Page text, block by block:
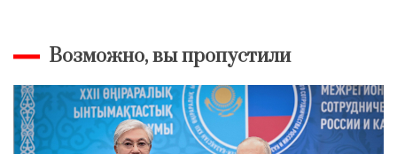
Возможно, вы пропустили